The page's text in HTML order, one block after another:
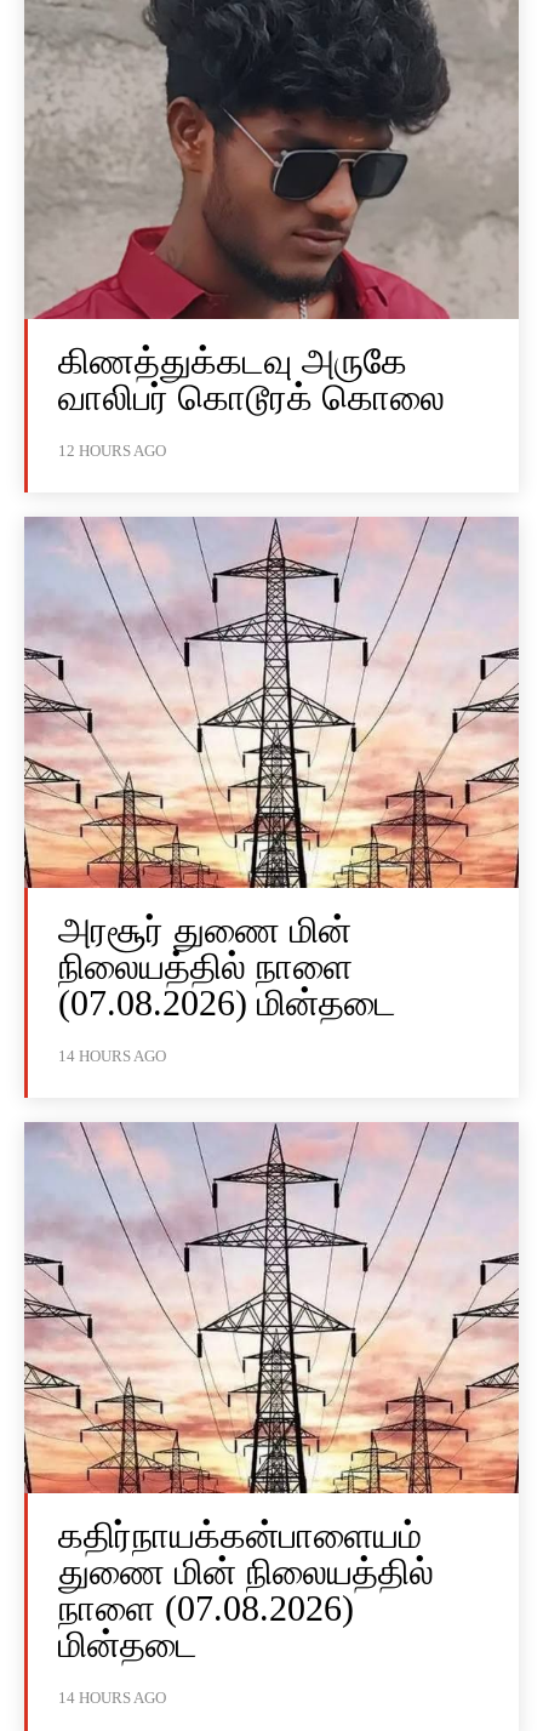
கிணத்துக்கடவு அருகே
வாலிபர் கொடூரக் கொலை
12 HOURS AGO
அரசூர் துணை மின்
நிலையத்தில் நாளை
(07.08.2026) மின்தடை
14 HOURS AGO
கதிர்நாயக்கன்பாளையம்
துணை மின் நிலையத்தில்
நாளை (07.08.2026)
மின்தடை
14 HOURS AGO